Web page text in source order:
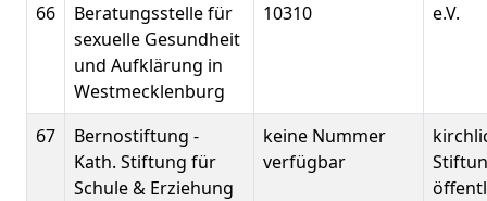
66
Beratungsstelle für
sexuelle Gesundheit
und Aufklärung in
Westmecklenburg
10310 e.V.
67
Bernostiftung -
Kath. Stiftung für
Schule & Erziehung
keine Nummer
verfügbar